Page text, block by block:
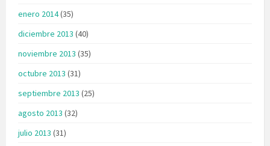
enero 2014(35)
diciembre 2013 (40)
noviembre 2013 (35)
octubre 2013 (31)
septiembre 2013 (25)
agosto 2013 (32)
julio 2013 (31)